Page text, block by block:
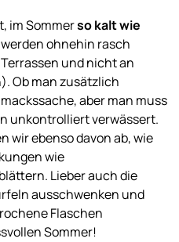
im Sommerso kalt wie
ohnehin rasch
und nicht an
Ob man zusätzlich
aber man muss
unkontrolliert verwässert.
wir ebenso davon ab, wie
wie
Lieber auch die
ausschwenken und
Flaschen
Sommer!